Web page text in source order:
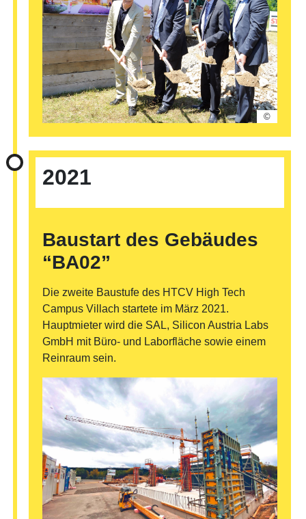
©
2021
Baustart des Gebäudes
“BA02”
Die zweite Baustufe des HTCV High Tech
Campus Villach startete im März 2021.
Hauptmieter wird die SAL, Silicon Austria Labs
GmbH mit Büro- und Laborfläche sowie einem
Reinraum sein.